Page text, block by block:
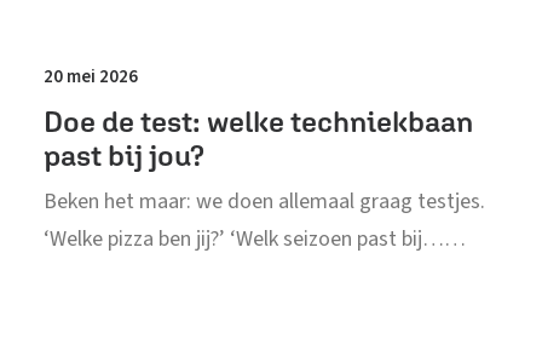
20 mei 2026
Doe de test: welke techniekbaan
past bij jou?
Beken het maar: we doen allemaal graag testjes.
‘Welke pizza ben jij?’ ‘Welk seizoen past bij……